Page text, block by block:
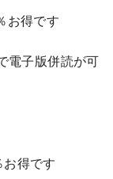
お得です
電子版併読が可
得です